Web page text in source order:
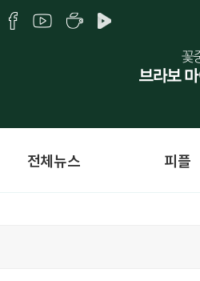
전체뉴스 피플